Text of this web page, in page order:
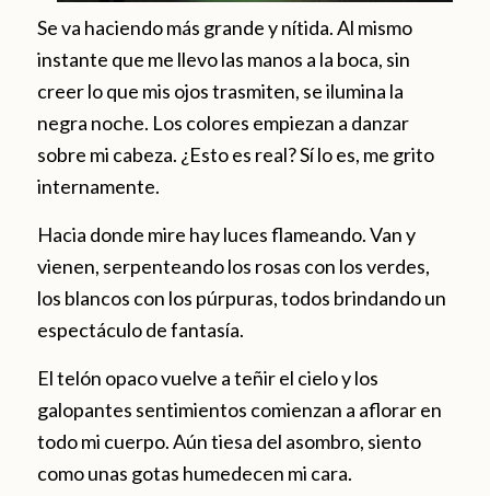
Se va haciendo más grande y nítida. Al mismo
instante que me llevo las manos a la boca, sin
creer lo que mis ojos trasmiten, se ilumina la
negra noche. Los colores empiezan a danzar
sobre mi cabeza. ¿Esto es real? Sí lo es, me grito
internamente.
Hacia donde mire hay luces flameando. Van y
vienen, serpenteando los rosas con los verdes,
los blancos con los púrpuras, todos brindando un
espectáculo de fantasía.
El telón opaco vuelve a teñir el cielo y los
galopantes sentimientos comienzan a aflorar en
todo mi cuerpo. Aún tiesa del asombro, siento
como unas gotas humedecen mi cara.